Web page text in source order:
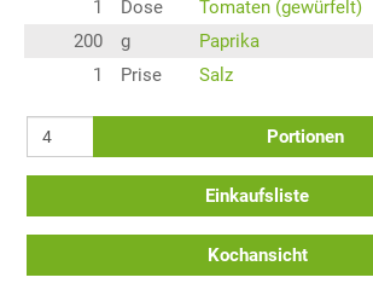
1
Dose
Tomaten (gewürfelt)
200
g
Paprika
1
Prise Salz
Portionen
Einkaufsliste
Kochansicht